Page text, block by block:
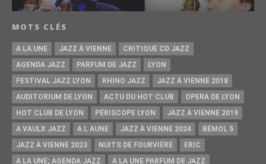
MOTS CLÉS
A LA UNE JAZZ À VIENNE
CRITIQUE CD JAZZ
AGENDA JAZZ
PARFUM DE JAZZ
LYON
FESTIVAL JAZZ LYON
RHINO JAZZ
JAZZ À VIENNE 2018
AUDITORIUM DE LYON
ACTU DU HOT CLUB
OPERA DE LYON
HOT CLUB DE LYON
PÉRISCOPE LYON
JAZZ À VIENNE 2019
A VAULX JAZZ
A L AUNE JAZZ À VIENNE 2024
BÉMOL 5
JAZZ À VIENNE 2023
NUITS DE FOURVIÈRE
ERIC
A LA UNE; AGENDA JAZZ
A LA UNE PARFUM DE JAZZ